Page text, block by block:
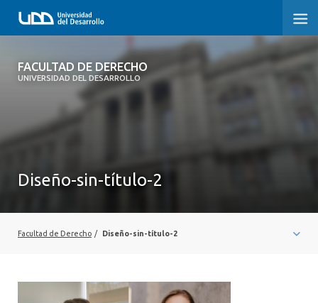
FACULTAD DE DERECHO
UNIVERSIDAD DEL DESARROLLO
FACULTAD DE DERECHO
SOBRE LA FACULTAD
VINCULACIÓN CON EL MEDIO
Diseño-sin-título-2
Facultad de Derecho / Diseño-sin-título-2